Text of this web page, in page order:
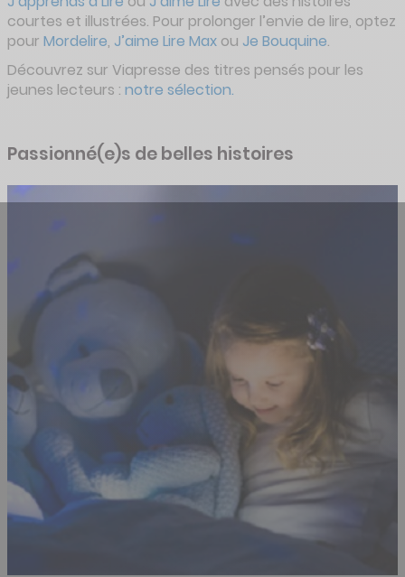
courtes et illustrées. Pour prolonger l’envie de lire, optez
pour Mordelire, J’aime Lire Max ou Je Bouquine.
Découvrez sur Viapresse des titres pensés pour les
jeunes lecteurs : notre sélection.
Passionné(e)s de belles histoires